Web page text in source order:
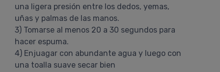
una ligera presión entre los dedos, yemas,
uñas y palmas de las manos.
3) Tomarse al menos 20 a 30 segundos para
hacer espuma.
4) Enjuagar con abundante agua y luego con
una toalla suave secar bien